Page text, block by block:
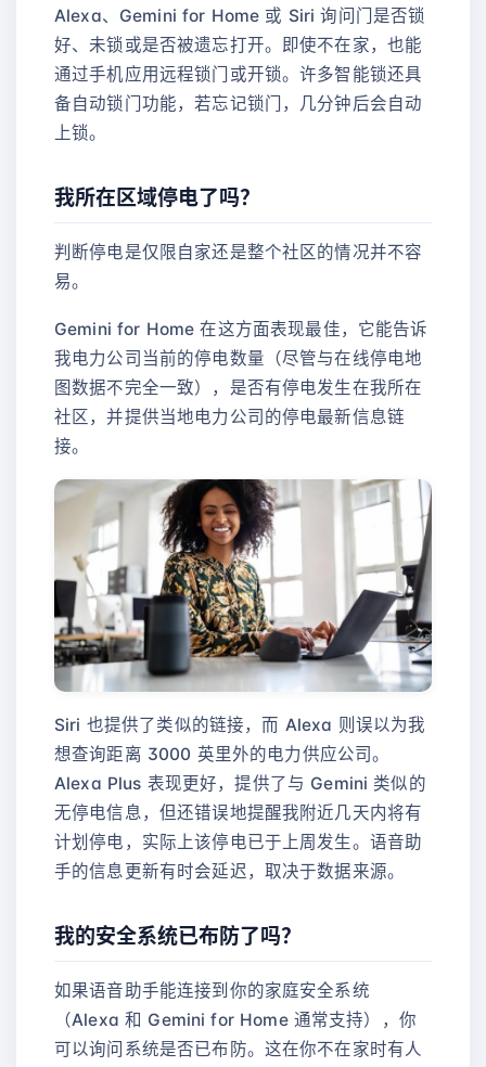
Alexa、Gemini for Home 或 Siri 询问门是否锁
好、未锁或是否被遗忘打开。即使不在家，也能
通过手机应用远程锁门或开锁。许多智能锁还具
备自动锁门功能，若忘记锁门，几分钟后会自动
上锁。
我所在区域停电了吗？
判断停电是仅限自家还是整个社区的情况并不容
易。
Gemini for Home 在这方面表现最佳，它能告诉
我电力公司当前的停电数量（尽管与在线停电地
图数据不完全一致），是否有停电发生在我所在
社区，并提供当地电力公司的停电最新信息链
接。
Siri 也提供了类似的链接，而 Alexa 则误以为我
想查询距离 3000 英里外的电力供应公司。
Alexa Plus 表现更好，提供了与 Gemini 类似的
无停电信息，但还错误地提醒我附近几天内将有
计划停电，实际上该停电已于上周发生。语音助
手的信息更新有时会延迟，取决于数据来源。
我的安全系统已布防了吗？
如果语音助手能连接到你的家庭安全系统
（Alexa 和 Gemini for Home 通常支持），你
可以询问系统是否已布防。这在你不在家时有人